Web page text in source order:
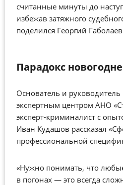
считанные минуты до
избежав затяжного
поделился Георгий
Парадокс
Основатель и
экспертным центром АНО
эксперт-криминалист с
Иван Кудашов рассказал
профессиональной
«Нужно понимать, что
в погонах — это всегда